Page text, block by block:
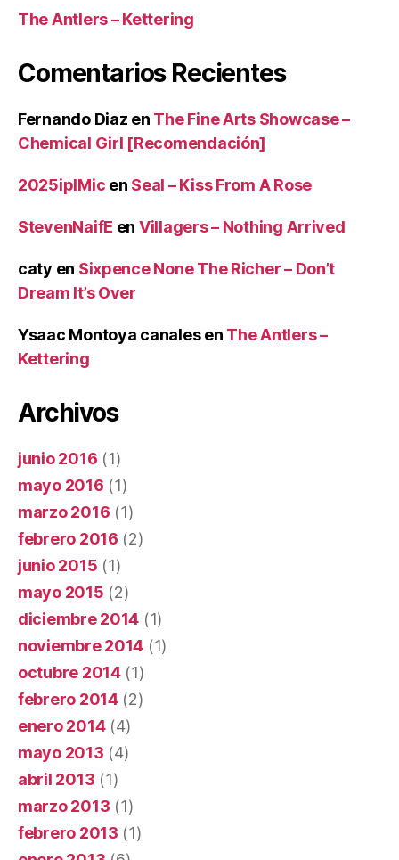
The Antlers – Kettering
Comentarios Recientes
Fernando Diaz en The Fine Arts Showcase –
Chemical Girl [Recomendación]
2025iplMic en Seal – Kiss From A Rose
StevenNaifE en Villagers – Nothing Arrived
caty en Sixpence None The Richer – Don’t
Dream It’s Over
Ysaac Montoya canalesen The Antlers –
Kettering
Archivos
junio 2016 (1)
mayo 2016 (1)
marzo 2016 (1)
febrero 2016 (2)
junio 2015 (1)
mayo 2015 (2)
diciembre 2014 (1)
noviembre 2014 (1)
octubre 2014(1)
febrero 2014(2)
enero 2014(4)
mayo 2013 (4)
abril 2013 (1)
marzo 2013 (1)
febrero 2013 (1)